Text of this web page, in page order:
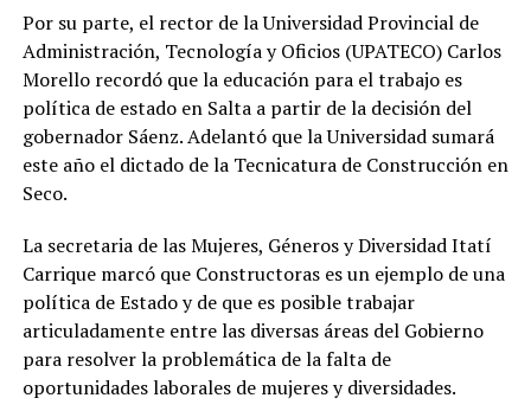
Por su parte, el rector de la Universidad Provincial de
Administración, Tecnología y Oficios (UPATECO) Carlos
Morello recordó que la educación para el trabajo es
política de estado en Salta a partir de la decisión del
gobernador Sáenz. Adelantó que la Universidad sumará
este año el dictado de la Tecnicatura de Construcción en
Seco.
La secretaria de las Mujeres, Géneros y Diversidad Itatí
Carrique marcó que Constructoras es un ejemplo de una
política de Estado y de que es posible trabajar
articuladamente entre las diversas áreas del Gobierno
para resolver la problemática de la falta de
oportunidades laborales de mujeres y diversidades.